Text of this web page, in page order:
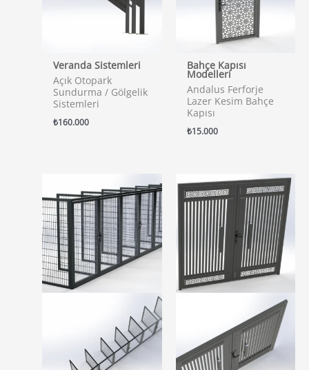
Veranda Sistemleri
Açık Otopark
Sundurma / Gölgelik
Sistemleri
₺160.000
Bahçe Kapısı
Modelleri
Andalus Ferforje
Lazer Kesim Bahçe
Kapısı
₺15.000